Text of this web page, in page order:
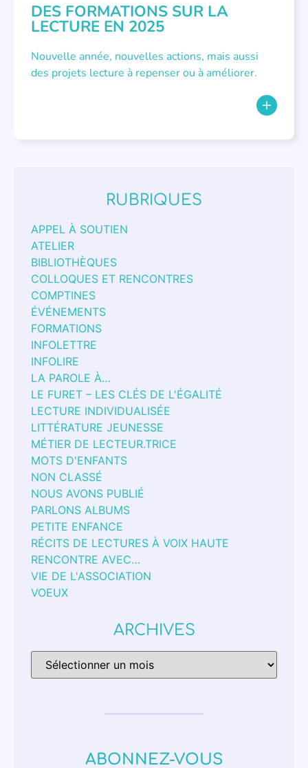
DES FORMATIONS SUR LA
LECTURE EN 2025
Nouvelle année, nouvelles actions, mais aussi
des projets lecture à repenser ou à améliorer.
RUBRIQUES
APPEL À SOUTIEN
ATELIER
BIBLIOTHÈQUES
COLLOQUES ET RENCONTRES
COMPTINES
ÉVÉNEMENTS
FORMATIONS
INFOLETTRE
INFOLIRE
LA PAROLE À…
LE FURET – LES CLÉS DE L'ÉGALITÉ
LECTURE INDIVIDUALISÉE
LITTÉRATURE JEUNESSE
MÉTIER DE LECTEUR.TRICE
MOTS D'ENFANTS
NON CLASSÉ
NOUS AVONS PUBLIÉ
PARLONS ALBUMS
PETITE ENFANCE
RÉCITS DE LECTURES À VOIX HAUTE
RENCONTRE AVEC…
VIE DE L'ASSOCIATION
VOEUX
ARCHIVES
ABONNEZ-VOUS